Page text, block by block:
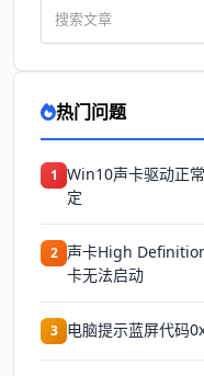
热门问题
1 Win10声卡驱动正
定
2 声卡High
卡无法启动
3 电脑提示蓝屏代码